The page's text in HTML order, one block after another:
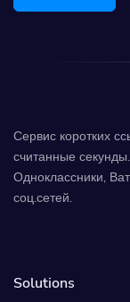
Сервис коротких
считанные
Одноклассники,
соц.сетей.
Solutions